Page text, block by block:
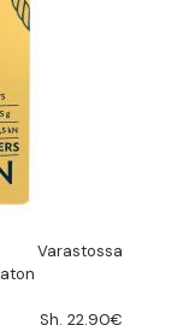
Varastossa
Sh. 22.90€